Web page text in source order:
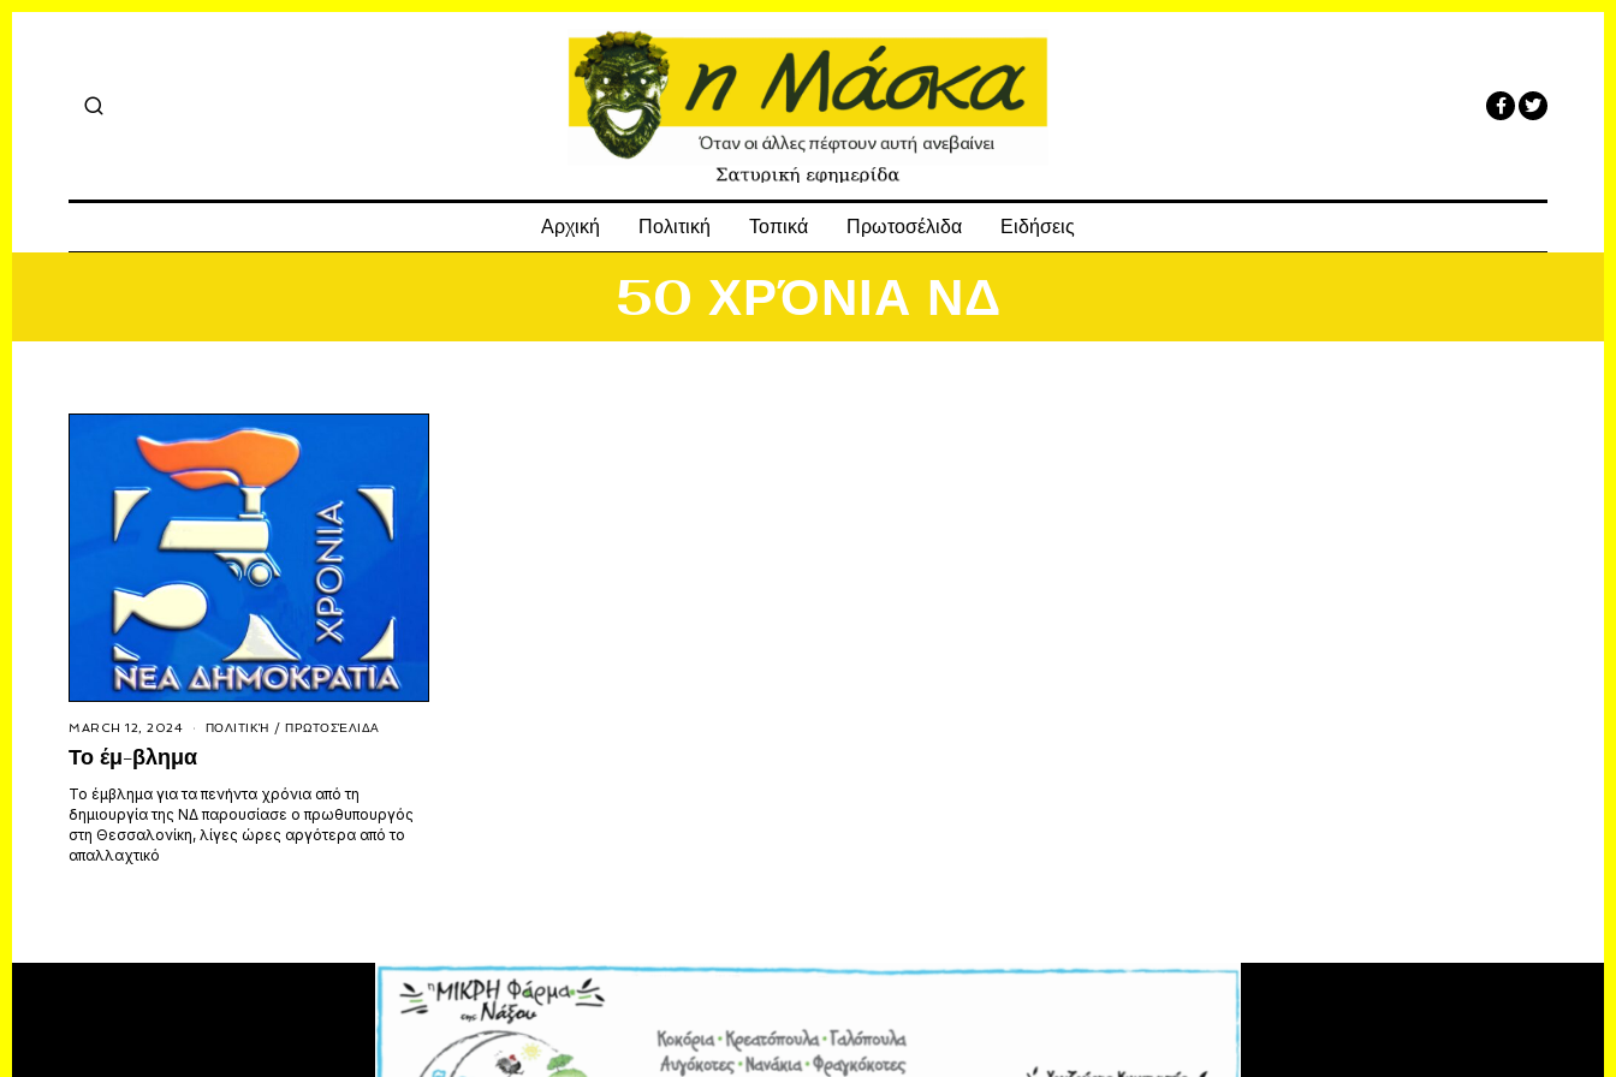
Αρχική Πολιτική Τοπικά Πρωτοσέλιδα Ειδήσεις
50 ΧΡΌΝΙΑ ΝΔ
MARCH 12, 2024 ΠΟΛΙΤΙΚΉ / ΠΡΩΤΟΣΈΛΙΔΑ
Το έμ-βλημα
Το έμβλημα για τα πενήντα χρόνια από τη
δημιουργία της ΝΔ παρουσίασε ο πρωθυπουργός
στη Θεσσαλονίκη, λίγες ώρες αργότερα από το
απαλλαχτικό